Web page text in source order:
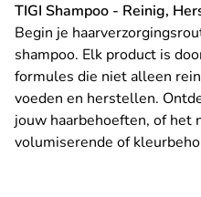
TIGI Shampoo - Reinig,
Begin je
shampoo. Elk product is
formules die niet alleen
voeden en herstellen.
jouw haarbehoeften, of het
volumiserende of